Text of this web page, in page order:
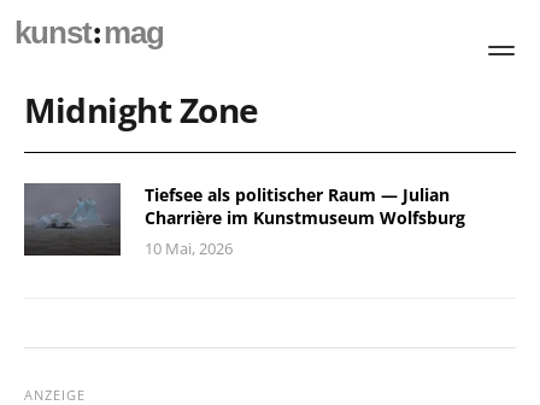
kunst:mag
Midnight Zone
Tiefsee als politischer Raum — Julian
Charrière im Kunstmuseum Wolfsburg
10 Mai, 2026
ANZEIGE